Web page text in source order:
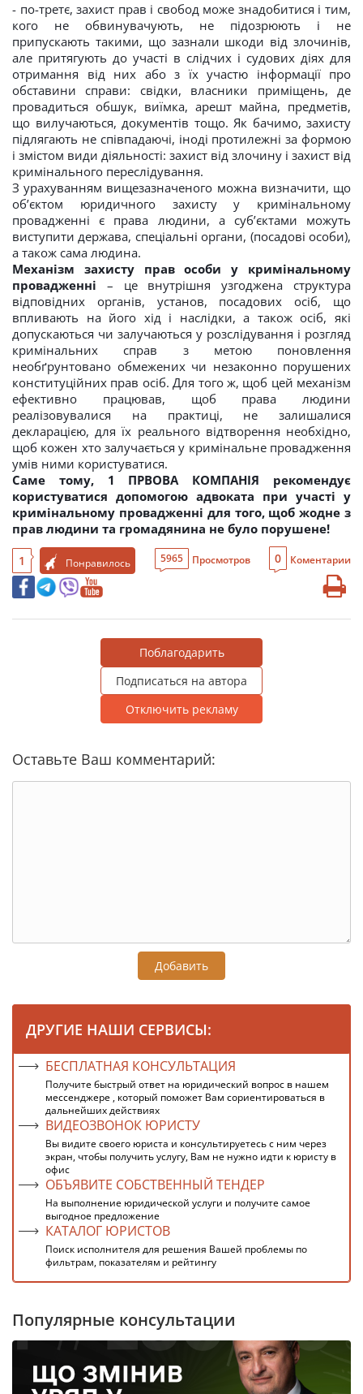
- по-третє, захист прав і свобод може знадобитися і тим,
кого не обвинувачують, не підозрюють і не
припускають такими, що зазнали шкоди від злочинів,
але притягують до участі в слідчих і судових діях для
отримання від них або з їх участю інформації про
обставини справи: свідки, власники приміщень, де
провадиться обшук, виїмка, арешт майна, предметів,
що вилучаються, документів тощо. Як бачимо, захисту
підлягають не співпадаючі, іноді протилежні за формою
і змістом види діяльності: захист від злочину і захист від
кримінального переслідування.
З урахуванням вищезазначеного можна визначити, що
об’єктом юридичного захисту у кримінальному
провадженні є права людини, а суб’єктами можуть
виступити держава, спеціальні органи, (посадові особи),
а також сама людина.
Механізм захисту прав особи у кримінальному
провадженні – це внутрішня узгоджена структура
відповідних органів, установ, посадових осіб, що
впливають на його хід і наслідки, а також осіб, які
допускаються чи залучаються у розслідування і розгляд
кримінальних справ з метою поновлення
необґрунтовано обмежених чи незаконно порушених
конституційних прав осіб. Для того ж, щоб цей механізм
ефективно працював, щоб права людини
реалізовувалися на практиці, не залишалися
декларацією, для їх реального відтворення необхідно,
щоб кожен хто залучається у кримінальне провадження
умів ними користуватися.
Саме тому, 1 ПРВОВА КОМПАНІЯ рекомендує
користуватися допомогою адвоката при участі у
кримінальному провадженні для того, щоб жодне з
прав людини та громадянина не було порушене!
1 Понравилось 5965 Просмотров 0 Коментарии
Поблагодарить
Подписаться на автора
Отключить рекламу
Оставьте Ваш комментарий:
Добавить
ДРУГИЕ НАШИ СЕРВИСЫ:
БЕСПЛАТНАЯ КОНСУЛЬТАЦИЯ
Получите быстрый ответ на юридический вопрос в нашем
мессенджере , который поможет Вам сориентироваться в
дальнейших действиях
ВИДЕОЗВОНОК ЮРИСТУ
Вы видите своего юриста и консультируетесь с ним через
экран, чтобы получить услугу, Вам не нужно идти к юристу в
офис
ОБЪЯВИТЕ СОБСТВЕННЫЙ ТЕНДЕР
На выполнение юридической услуги и получите самое
выгодное предложение
КАТАЛОГ ЮРИСТОВ
Поиск исполнителя для решения Вашей проблемы по
фильтрам, показателям и рейтингу
Популярные консультации